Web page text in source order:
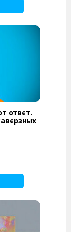
ответ.